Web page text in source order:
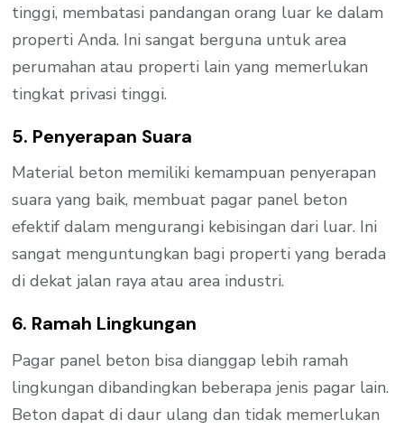
tinggi, membatasi pandangan orang luar ke dalam
properti Anda. Ini sangat berguna untuk area
perumahan atau properti lain yang memerlukan
tingkat privasi tinggi.
5. Penyerapan Suara
Material beton memiliki kemampuan penyerapan
suara yang baik, membuat pagar panel beton
efektif dalam mengurangi kebisingan dari luar. Ini
sangat menguntungkan bagi properti yang berada
di dekat jalan raya atau area industri.
6. Ramah Lingkungan
Pagar panel beton bisa dianggap lebih ramah
lingkungan dibandingkan beberapa jenis pagar lain.
Beton dapat di daur ulang dan tidak memerlukan